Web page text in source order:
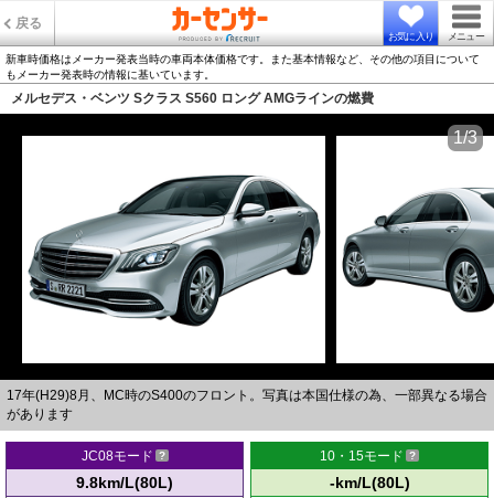
戻る
お気に入り メニュー
新車時価格はメーカー発表当時の車両本体価格です。また基本情報など、その他の項目について
もメーカー発表時の情報に基いています。
メルセデス・ベンツ Sクラス S560 ロング AMGラインの燃費
17年(H29)8月、MC時のS400のフロント。写真は本国仕様の為、一部異なる場合
があります
1/3
JC08モード
9.8km/L(80L)
10・15モード
-km/L(80L)